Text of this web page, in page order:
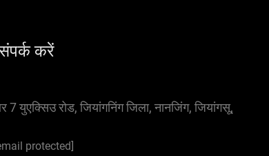
करें
7 युएक्सिउ रोड, जियांगनिंग जिला, नानजिंग, जियांगसू,
protected]